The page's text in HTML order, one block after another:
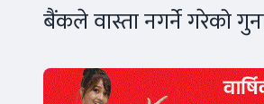
बैंकले वास्ता नगर्ने गरेको